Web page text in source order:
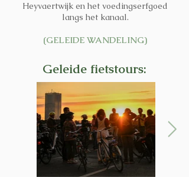
Heyvaertwijk en het voedingserfgoed
langs het kanaal.
(GELEIDE WANDELING)
Geleide fietstours: